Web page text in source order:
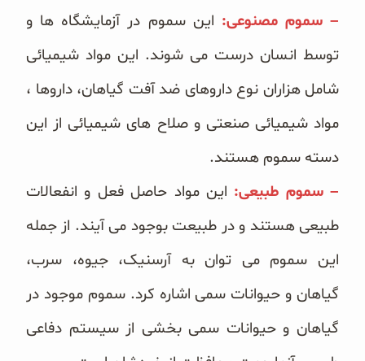
– سموم مصنوعی: این سموم در آزمایشگاه ها و
توسط انسان درست می شوند. این مواد شیمیائی
شامل هزاران نوع داروهای ضد آفت گیاهان، داروها ،
مواد شیمیائی صنعتی و صلاح های شیمیائی از این
دسته سموم هستند.
– سموم طبیعی: این مواد حاصل فعل و انفعالات
طبیعی هستند و در طبیعت بوجود می آیند. از جمله
این سموم می توان به آرسنیک، جیوه، سرب،
گیاهان و حیوانات سمی اشاره کرد. سموم موجود در
گیاهان و حیوانات سمی بخشی از سیستم دفاعی